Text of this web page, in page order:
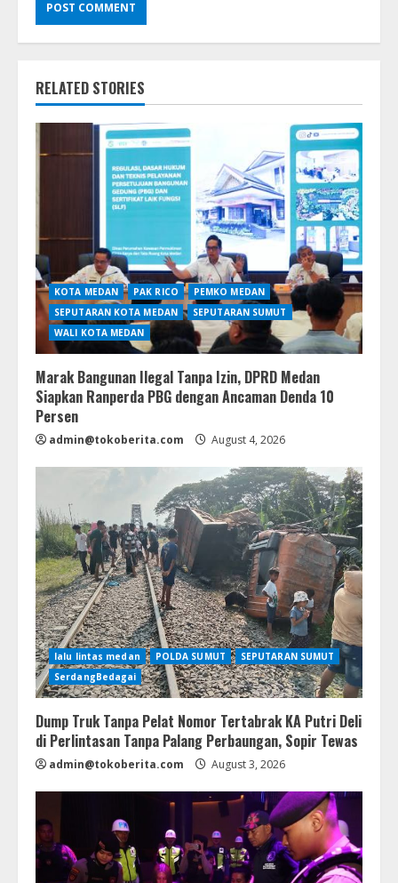
RELATED STORIES
KOTA MEDAN PAK RICO
PEMKO MEDAN
SEPUTARAN KOTA MEDAN
SEPUTARAN SUMUT
WALI KOTA MEDAN
Marak Bangunan Ilegal Tanpa Izin, DPRD Medan
Siapkan Ranperda PBG dengan Ancaman Denda 10
Persen
admin@tokoberita.com August 4, 2026
lalu lintas medan POLDA SUMUT
SEPUTARAN SUMUT
SerdangBedagai
Dump Truk Tanpa Pelat Nomor Tertabrak KA Putri Deli
di Perlintasan Tanpa Palang Perbaungan, Sopir Tewas
admin@tokoberita.com August 3, 2026